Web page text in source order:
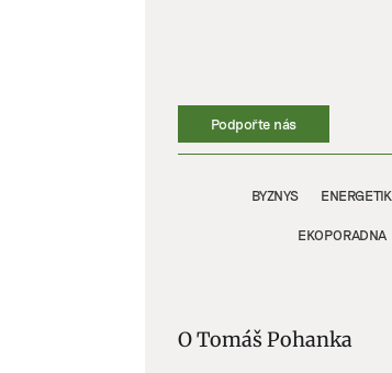
Podpořte nás
BYZNYS
EKOPORADNA
OTomáš Pohanka